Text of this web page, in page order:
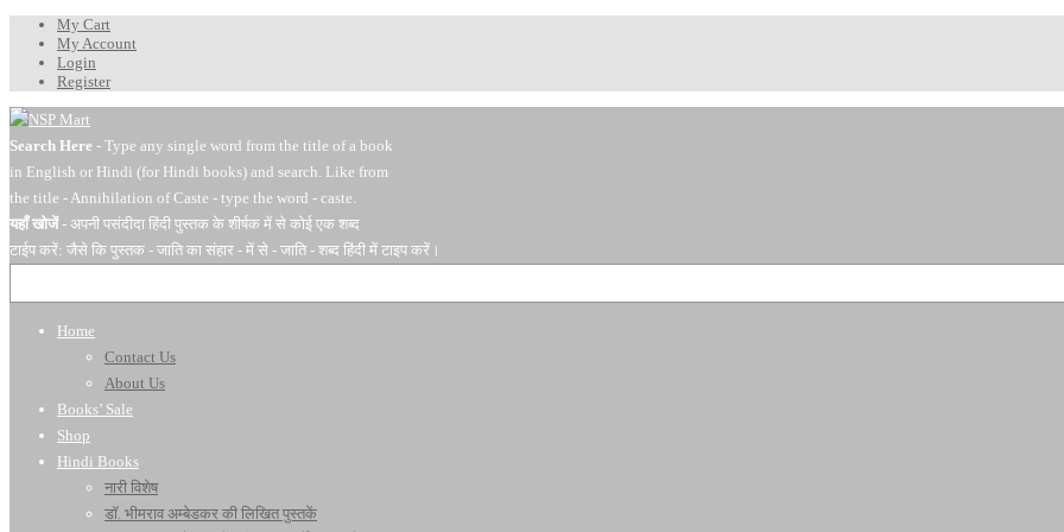
My Cart
My Account
Login
Register
Search Here - Type any single word from the title of a book
in English or Hindi (for Hindi books) and search. Like from
the title - Annihilation of Caste - type the word - caste.
यहाँ खोजें- अपनी पसंदीदा हिंदी पुस्तक के शीर्षक में से कोई एक शब्द
टाईप करें: जैसे कि पुस्तक - जाति का संहार - में से - जाति - शब्द हिंदी में टाइप करें।
Home
Contact Us
About Us
Books’ Sale
Shop
Hindi Books
नारी विशेष
डॉ. भीमराव अम्बेडकर की लिखित पुस्तकें